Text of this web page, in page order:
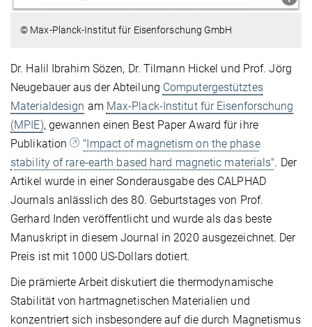
© Max-Planck-Institut für Eisenforschung GmbH
Dr. Halil Ibrahim Sözen, Dr. Tilmann Hickel und Prof. Jörg
Neugebauer aus der Abteilung Computergestütztes
Materialdesign am Max-Plack-Institut für Eisenforschung
(MPIE), gewannen einen Best Paper Award für ihre
Publikation
"Impact of magnetism on the phase
stability of rare-earth based hard magnetic materials". Der
Artikel wurde in einer Sonderausgabe des CALPHAD
Journals anlässlich des 80. Geburtstages von Prof.
Gerhard Inden veröffentlicht und wurde als das beste
Manuskript in diesem Journal in 2020 ausgezeichnet. Der
Preis ist mit 1000 US-Dollars dotiert.
Die prämierte Arbeit diskutiert die thermodynamische
Stabilität von hartmagnetischen Materialien und
konzentriert sich insbesondere auf die durch Magnetismus